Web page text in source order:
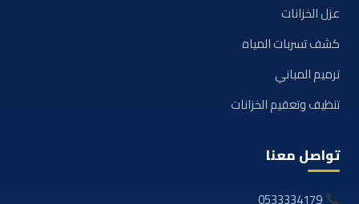
عزل الخزانات
كشف تسربات المياه
ترميم المباني
تنظيف وتعقيم الخزانات
تواصل معنا